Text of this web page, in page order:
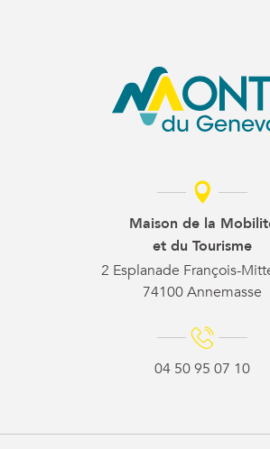
Maison de la
et du Tourisme
2 Esplanade François-
74100 Annemasse
04 50 95 07 10